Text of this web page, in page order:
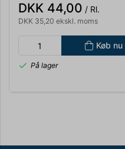
DKK 44,00 / Rl.
DKK 35,20 ekskl. moms
Køb nu
På lager